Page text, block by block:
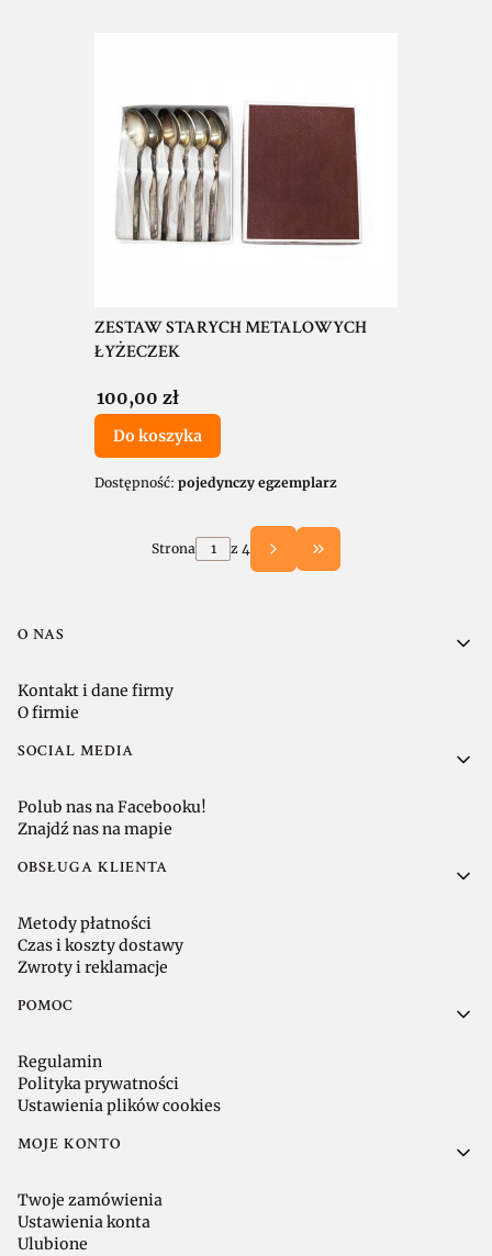
ZESTAW STARYCH METALOWYCH
ŁYŻECZEK
Cena
100,00 zł
Do koszyka
Dostępność: pojedynczy egzemplarz
Strona z 4 Przejdź do ostatniej
Linki w stopce
O NAS
Kontakt i dane firmy
O firmie
SOCIAL MEDIA
Polub nas na Facebooku!
Znajdź nas na mapie
OBSŁUGA KLIENTA
Metody płatności
Czas i koszty dostawy
Zwroty i reklamacje
POMOC
Regulamin
Polityka prywatności
Ustawienia plików cookies
MOJE KONTO
Twoje zamówienia
Ustawienia konta
Ulubione